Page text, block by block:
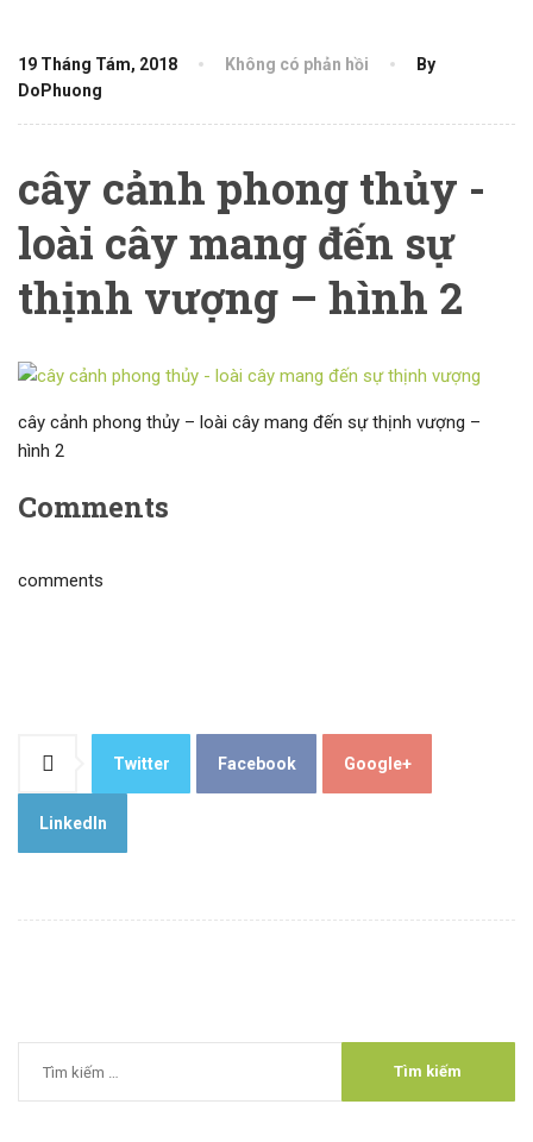
19 Tháng Tám, 2018 Không có phản hồi
By
DoPhuong
cây cảnh phong thủy -
loài cây mang đến sự
thịnh vượng – hình 2
cây cảnh phong thủy – loài cây mang đến sự thịnh vượng –
hình 2
Comments
comments
Twitter Facebook Google+
LinkedIn